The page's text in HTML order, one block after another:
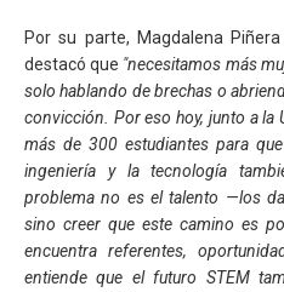
Por su parte, Magdalena
destacó que "necesitamos más
solo hablando de brechas o
convicción. Por eso hoy, junto a la
más de 300 estudiantes para
ingeniería y la tecnología
problema no es el talento —los
sino creer que este camino es
encuentra referentes,
entiende que el futuro STEM